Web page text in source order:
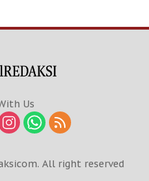
Us
All right reserved